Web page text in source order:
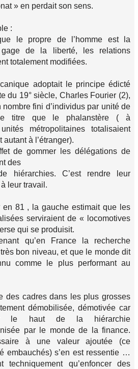
» en perdait son sens.
:
le propre de l’homme est la
de la liberté, les relations
totalement modifiées.
adoptait le principe édicté
du 19° siècle, Charles Fourier (2),
fini d’individus par unité de
titre que le phalanstère ( à
métropolitaines totalisaient
à l’étranger).
de gommer les délégations de
des
hiérarchies. C’est rendre leur
leur travail.
en 81 , la gauche estimait que les
serviraient de « locomotives
qui se produisit.
qu’en France la recherche
bon niveau, et que le monde dit
comme le plus performant au
des cadres dans les plus grosses
démobilisée, démotivée car
le haut de la hiérarchie
par le monde de la finance.
à une valeur ajoutée (ce
embauchés) s’en est ressentie …
techniquement qu’enfoncer des